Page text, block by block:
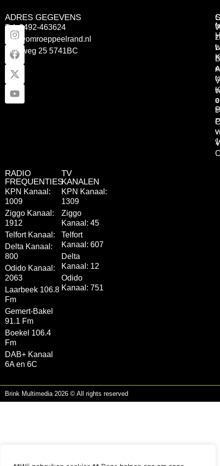
ADRES GEGEVENS
Tel: 0492-463624
info@omroeppeelrand.nl
Otterweg 25 5741BC
RADIO
FREQUENTIES
KPN Kanaal:
1009
Ziggo Kanaal:
1912
Telfort Kanaal:
Delta Kanaal:
800
Odido Kanaal:
2063
Laarbeek 106.8
Fm
Gemert-Bakel
91.1 Fm
Boekel 106.4
Fm
DAB+ Kanaal
6A en 6C
TV
KANALEN
KPN Kanaal:
1309
Ziggo
Kanaal: 45
Telfort
Kanaal: 607
Delta
Kanaal: 12
Odido
Kanaal: 751
Brink Multimedia 2026 © All rights reserved